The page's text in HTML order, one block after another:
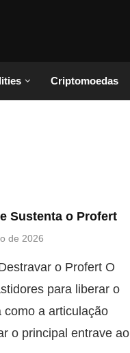
Criptomoedas
Sustenta o Profert
de 2026
o Profert O
para liberar o
como a articulação
o principal entrave ao